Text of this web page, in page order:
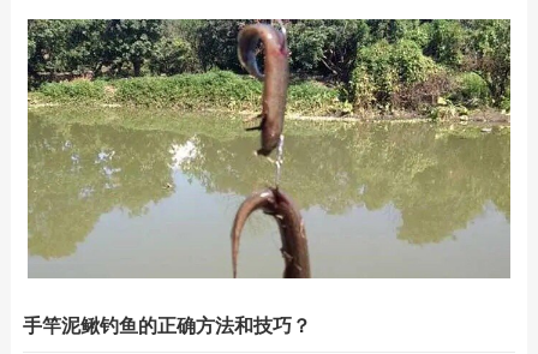
手竿泥鳅钓鱼的正确方法和技巧？